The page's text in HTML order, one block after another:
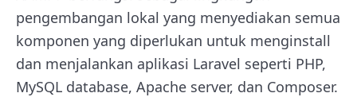
pengembangan lokal yang menyediakan semua
komponen yang diperlukan untuk menginstall
dan menjalankan aplikasi Laravel seperti PHP,
MySQL database, Apache server, dan Composer.